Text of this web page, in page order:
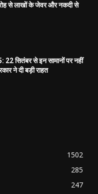
से लाखों के जेवर और नकदी से
सितंबर से इन सामानों पर नहीं
ने दी बड़ी राहत
1502
285
247